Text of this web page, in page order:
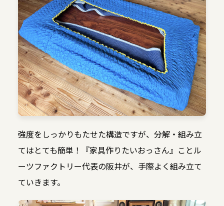
強度をしっかりもたせた構造ですが、分解・組み立
てはとても簡単！『家具作りたいおっさん』ことル
ーツファクトリー代表の阪井が、手際よく組み立て
ていきます。